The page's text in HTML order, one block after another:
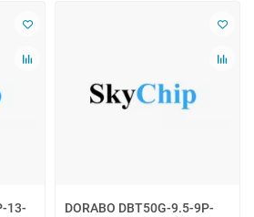
13-
DORABO DBT50G-9.5-9P-